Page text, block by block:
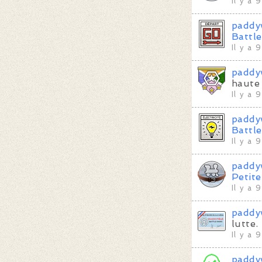
Il y a
Il y a
Il y a
Il y a
lutte.
Il y a